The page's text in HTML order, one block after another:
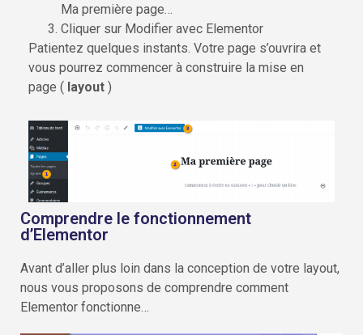
Ma première page…
Cliquer sur Modifier avec Elementor
Patientez quelques instants. Votre page s’ouvrira et
vous pourrez commencer à construire la mise en
page ( layout )
Comprendre le fonctionnement
d’Elementor
Avant d’aller plus loin dans la conception de votre layout,
nous vous proposons de comprendre comment
Elementor fonctionne…